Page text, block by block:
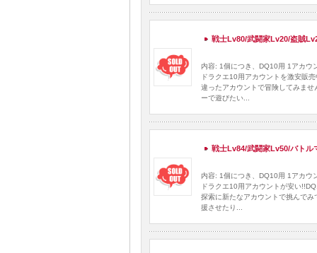
戦士Lv80/武闘家Lv20/盗賊
内容: 1個につき、DQ10用 1アカウ
ドラクエ10用アカウントを激安販
違ったアカウントで冒険してみま
ーで遊びたい...
戦士Lv84/武闘家Lv50/バトル
内容: 1個につき、DQ10用 1アカウ
ドラクエ10用アカウントが安い
探索に新たなアカウントで挑んで
援させたり...